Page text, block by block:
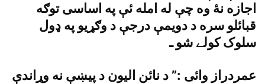
اجازه نۀ وه چې له امله ئې په اساسى توګه
قبائلو سره د دويمې درجې د وګړيو په ډول
سلوک کولے شو ـ
عمردراز وائى :” د نائن اليون د پيښې نه وړاندې